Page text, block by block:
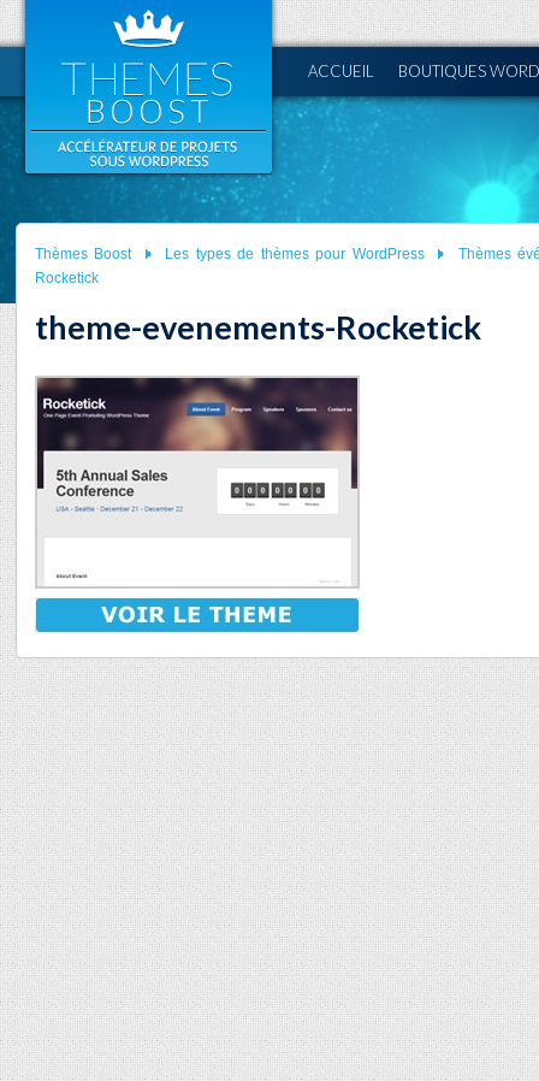
ACCUEIL BOUTIQUES
Thèmes Boost Les types de thèmes pour WordPress
Thèmes
Rocketick
theme-evenements-Rocketick